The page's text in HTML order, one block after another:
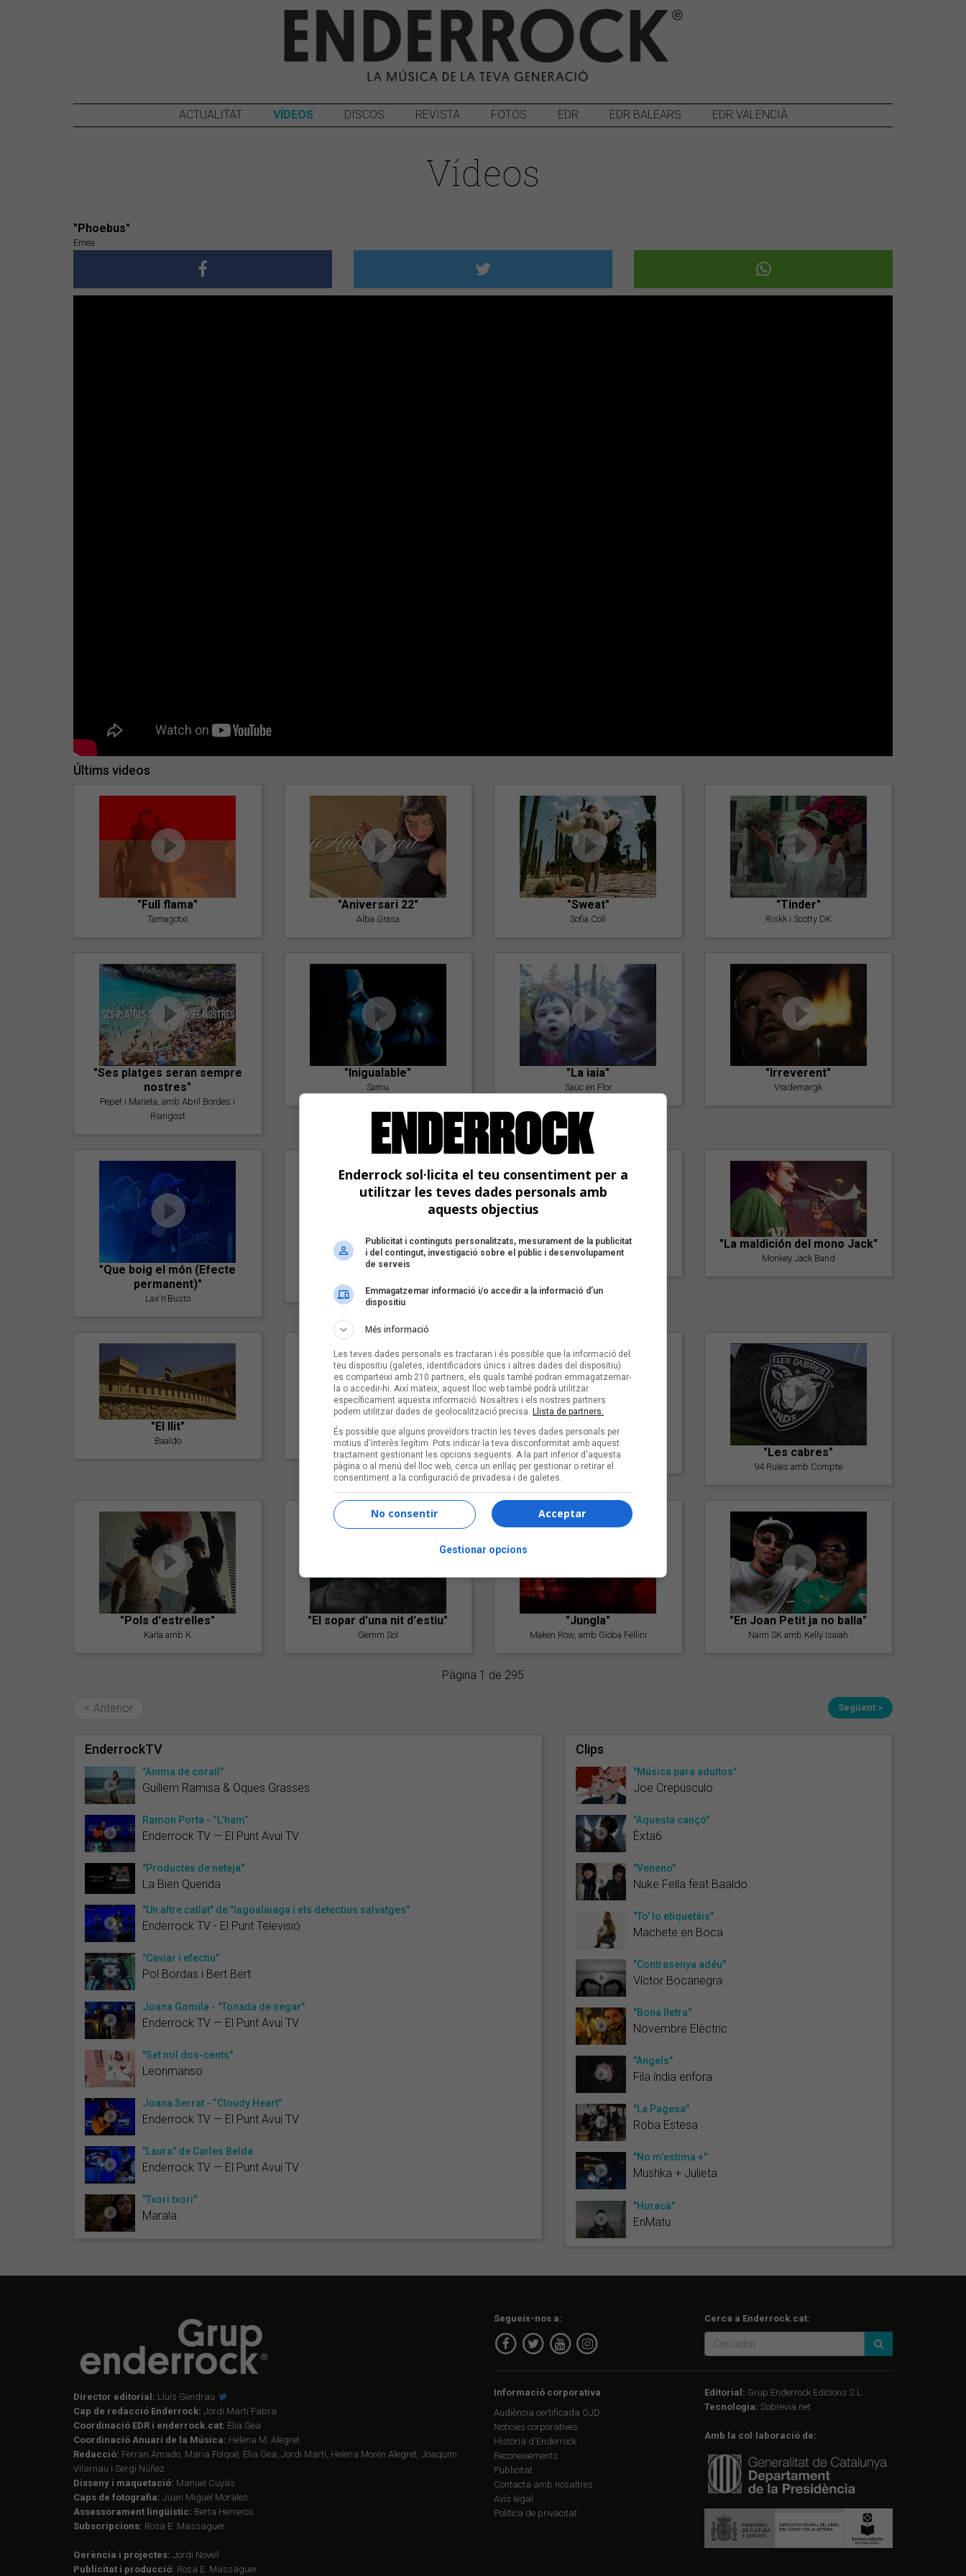
ACTUALITAT VÍDEOS DISCOS REVISTA FOTOS EDR EDR BALEARS EDR VALENCIÀ
Vídeos
"Phoebus"
Emea
Últims videos
"Full flama"
Tamagotxi
"Aniversari 22"
Alba Grasa
"Sweat"
Sofia Coll
"Tinder"
Riskk i Scotty DK
"Ses platges seran sempre
nostres"
Pepet i Marieta, amb Abril Bordes i
Riangost
"Inigualable"
Samu
"La iaia"
Saüc en Flor
"Irreverent"
Vrademargk
"Que boig el món (Efecte
permanent)"
Lax'n'Busto
"Amb tu"
"Postlude To A Kiss"
Goran Levi
"La maldición del mono Jack"
Monkey Jack Band
"El llit"
Baaldo
"Lo bueno y lo malo"
Carmen y María
"Posidònia"
Pep Álvarez amb Joan Muntaner
(Xanguito)
"Les cabres"
94 Rules amb Compte
"Pols d'estrelles"
Karla amb K
"El sopar d'una nit d'estiu"
Gemm Sol
"Jungla"
Maken Row, amb Gioba Fellini
"En Joan Petit ja no balla"
Naim SK amb Kelly Isaiah
Pàgina 1 de 295
< Anterior Següent >
EnderrockTV
"Ànima de corall"
Guillem Ramisa & Oques Grasses
Ramon Porta - “L’ham”
Enderrock TV — El Punt Avui TV
"Productes de neteja"
La Bien Querida
"Un altre callat" de "Iagoalaiaga i els detectius salvatges"
Enderrock TV - El Punt Televisió
"Caviar i efectiu"
Pol Bordas i Bert Bert
Joana Gomila - "Tonada de segar"
Enderrock TV — El Punt Avui TV
"Set mil dos-cents"
Leonmanso
Joana Serrat - “Cloudy Heart”
Enderrock TV — El Punt Avui TV
"Laura" de Carles Belda
Enderrock TV — El Punt Avui TV
"Txori txori"
Marala
Clips
"Música para adultos"
Joe Crepúsculo
"Aquesta cançó"
Èxta6
"Veneno"
Nuke Fella feat Baaldo
"To' lo etiquetáis"
Machete en Boca
"Contrasenya adéu"
Víctor Bocanegra
"Bona lletra"
Novembre Elèctric
"Àngels"
Fila índia enfora
"La Pagesa"
Roba Estesa
"No m'estima +"
Mushka + Julieta
"Huracà"
EnMatu
Director editorial: Lluís Gendrau
Cap de redacció Enderrock: Jordi Martí Fabra
Coordinació EDR i enderrock.cat: Èlia Gea
Coordinació Anuari de la Música: Helena M. Alegret
Redacció: Ferran Amado, Maria Folqué, Èlia Gea, Jordi Martí, Helena Morén Alegret, Joaquim
Vilarnau i Sergi Núñez
Disseny i maquetació: Manuel Cuyàs
Caps de fotografia: Juan Miguel Morales
Assessorament lingüístic: Berta Herreros
Subscripcions: Rosa E. Massaguer
Gerència i projectes: Jordi Novell
Publicitat i producció: Rosa E. Massaguer
Segueix-nos a: Cerca a Enderrock.cat:
Informació corporativa
Audiència certificada OJD
Notícies corporatives
Història d'Enderrock
Reconeixements
Publicitat
Contacta amb nosaltres
Avís legal
Política de privacitat
Editorial: Grup Enderrock Edicions S.L.
Tecnologia: Sobrevia.net
Amb la col·laboració de:
Enderrock sol·licita el teu consentiment per a
utilitzar les teves dades personals amb
aquests objectius
Publicitat i continguts personalitzats, mesurament de la publicitat
i del contingut, investigació sobre el públic i desenvolupament
de serveis
Emmagatzemar informació i/o accedir a la informació d’un
dispositiu
Més informació
Les teves dades personals es tractaran i és possible que la informació del
teu dispositiu (galetes, identificadors únics i altres dades del dispositiu)
es comparteixi amb 210 partners, els quals també podran emmagatzemar-
la o accedir-hi. Així mateix, aquest lloc web també podrà utilitzar
específicament aquesta informació. Nosaltres i els nostres partners
podem utilitzar dades de geolocalització precisa. Llista de partners.
És possible que alguns proveïdors tractin les teves dades personals per
motius d'interès legítim. Pots indicar la teva disconformitat amb aquest
tractament gestionant les opcions següents. A la part inferior d'aquesta
pàgina o al menú del lloc web, cerca un enllaç per gestionar o retirar el
consentiment a la configuració de privadesa i de galetes.
Acceptar
No consentir
Gestionar opcions